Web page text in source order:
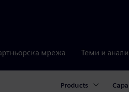
мрежа Теми и
Products